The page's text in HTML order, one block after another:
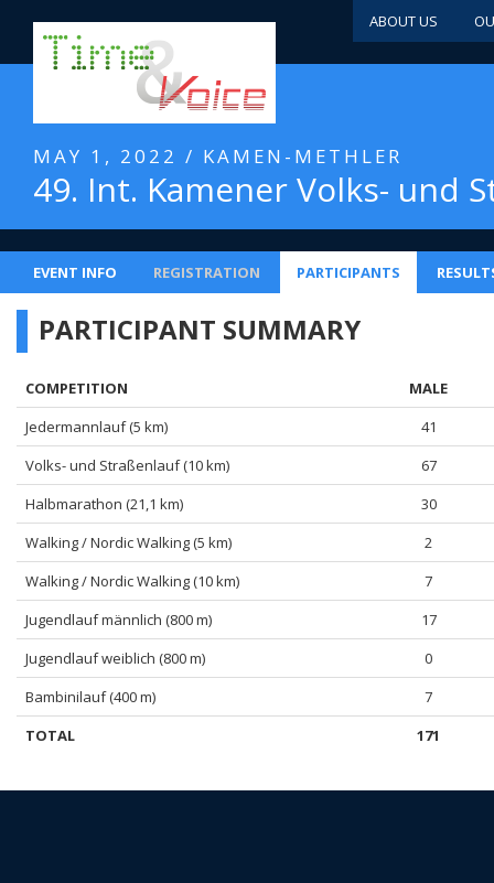
ABOUT US
MAY 1, 2022 / KAMEN-METHLER
49. Int. Kamener Volks- und
EVENT INFO REGISTRATION PARTICIPANTS
PARTICIPANT SUMMARY
COMPETITION MALE
TOTAL 171
Jedermannlauf (5 km)
41
Volks- und Straßenlauf (10 km)
67
Halbmarathon (21,1 km)
30
Walking / Nordic Walking (5 km)
2
Walking / Nordic Walking (10 km)
7
Jugendlauf männlich (800 m)
17
Jugendlauf weiblich (800 m)
0
Bambinilauf (400 m)
7